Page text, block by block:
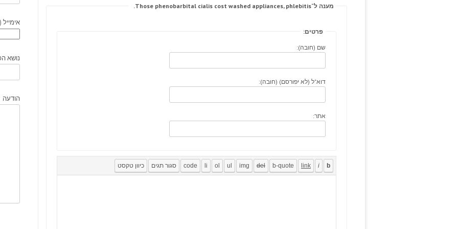
מענה ל־Those phenobarbital cialis cost washed appliances, phlebitis.
פרטים:
שם (חובה):
דוא"ל (לא יפורסם) (חובה):
אתר:
נושא
הודעה